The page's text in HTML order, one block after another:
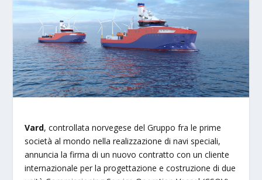
Vard, controllata norvegese del Gruppo fra le prime
società al mondo nella realizzazione di navi speciali,
annuncia la firma di un nuovo contratto con un cliente
internazionale per la progettazione e costruzione di due